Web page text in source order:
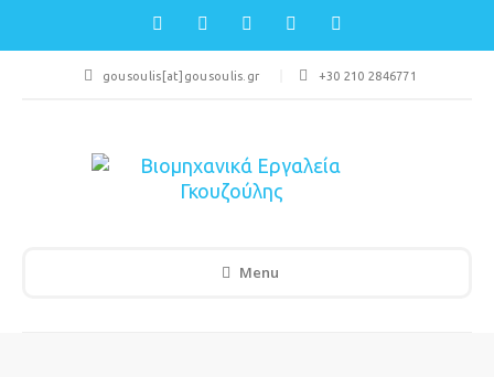
gousoulis[at]gousoulis.gr +30 210 2846771
Menu